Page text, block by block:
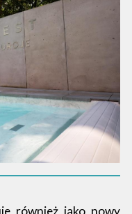
również jako nowy